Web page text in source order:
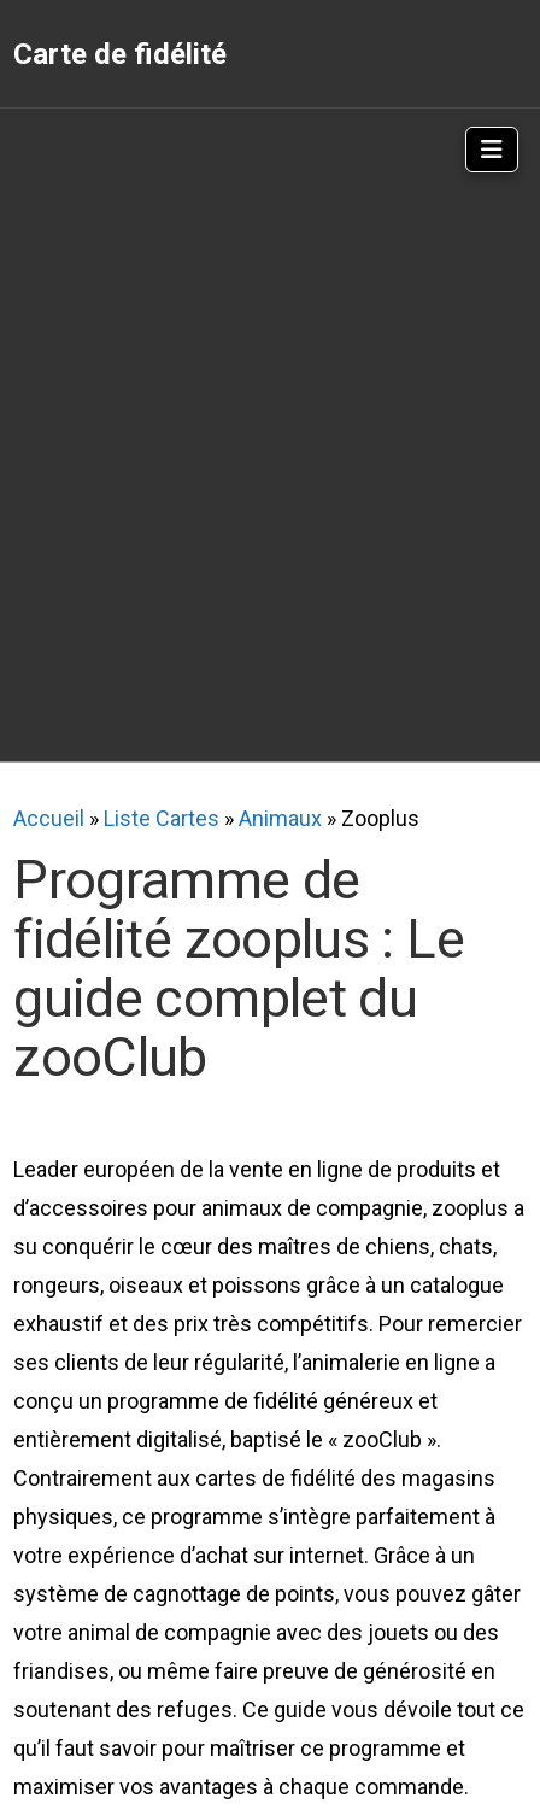
Carte de fidélité
Accueil » Liste Cartes » Animaux » Zooplus
Programme de
fidélité zooplus : Le
guide complet du
zooClub
Leader européen de la vente en ligne de produits et
d’accessoires pour animaux de compagnie, zooplus a
su conquérir le cœur des maîtres de chiens, chats,
rongeurs, oiseaux et poissons grâce à un catalogue
exhaustif et des prix très compétitifs. Pour remercier
ses clients de leur régularité, l’animalerie en ligne a
conçu un programme de fidélité généreux et
entièrement digitalisé, baptisé le « zooClub ».
Contrairement aux cartes de fidélité des magasins
physiques, ce programme s’intègre parfaitement à
votre expérience d’achat sur internet. Grâce à un
système de cagnottage de points, vous pouvez gâter
votre animal de compagnie avec des jouets ou des
friandises, ou même faire preuve de générosité en
soutenant des refuges. Ce guide vous dévoile tout ce
qu’il faut savoir pour maîtriser ce programme et
maximiser vos avantages à chaque commande.